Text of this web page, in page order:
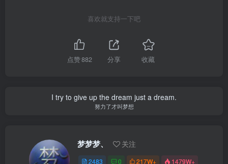
喜欢就支持一下吧
点赞882 分享 收藏
I try to give up the dream just a dream.
努力了才叫梦想
梦梦梦、 关注
2483 0 217W+ 1479W+